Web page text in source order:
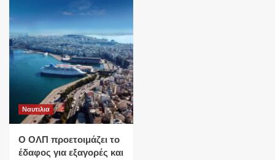
Ναυτιλια
O ΟΛΠ προετοιμάζει το
έδαφος για εξαγορές και